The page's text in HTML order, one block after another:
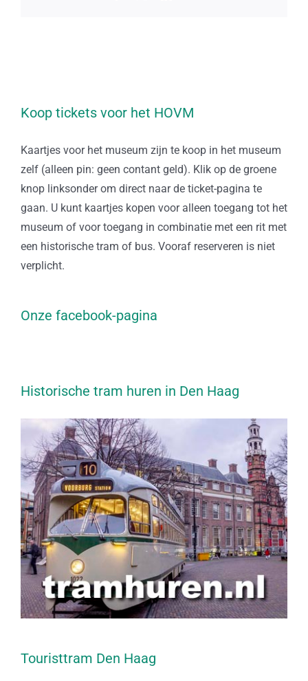
Koop tickets voor het HOVM
Kaartjes voor het museum zijn te koop in het museum
zelf (alleen pin: geen contant geld). Klik op de groene
knop linksonder om direct naar de ticket-pagina te
gaan. U kunt kaartjes kopen voor alleen toegang tot het
museum of voor toegang in combinatie met een rit met
een historische tram of bus. Vooraf reserveren is niet
verplicht.
Onze facebook-pagina
Historische tram huren in Den Haag
Touristtram Den Haag